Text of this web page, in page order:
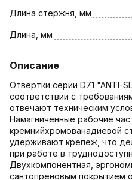
Длина стержня, мм
Длина, мм
Описание
Отвертки серии D71 "ANTI-
соответствии с
отвечают техническим
Намагниченные рабочие
кремнийхромованадиевой
удерживают крепеж, что
при работе в
Двухкомпонентная,
сантопреновым покрытием